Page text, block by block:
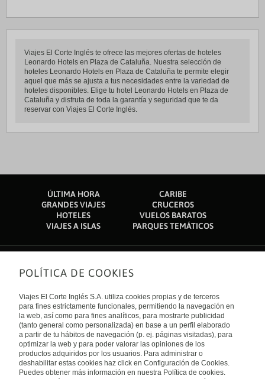
Viajes El Corte Inglés te ofrece las mejores ofertas de hoteles
Leonardo Hotels en Plaza de Cataluña. Nuestra selección de
hoteles Leonardo Hotels en Plaza de Cataluña te permite elegir
aquel que más se ajusta a tus necesidades entre la variedad de
hoteles disponibles. Elige tu hotel Leonardo Hotels en Plaza de
Cataluña y disfruta de toda la garantía y seguridad que te da
reservar con Viajes El Corte Inglés.
ÚLTIMA HORA
CARIBE
GRANDES VIAJES
CRUCEROS
HOTELES
VUELOS BARATOS
VIAJES A ISLAS
PARQUES TEMÁTICOS
Sobre nosotros
Quiénes somos
Financiación
Sostenibilidad
Turismo accesible
Tarjeta El Corte Inglés
Trabaja con nosotros
El Corte Inglés
Canal Ético
Enlaces de interés
Guías de viaje
Catálogos
Auto check-in
Condiciones Generales
Política de privacidad
Política de cookies
Internacional
España
POLÍTICA DE COOKIES
Viajes El Corte Inglés S.A. utiliza cookies propias y de terceros
para fines estrictamente funcionales, permitiendo la navegación en
la web, así como para fines analíticos, para mostrarte publicidad
(tanto general como personalizada) en base a un perfil elaborado
a partir de tu hábitos de navegación (p. ej. páginas visitadas), para
optimizar la web y para poder valorar las opiniones de los
productos adquiridos por los usuarios. Para administrar o
deshabilitar estas cookies haz click en Configuración de Cookies.
Puedes obtener más información en nuestra Política de cookies.